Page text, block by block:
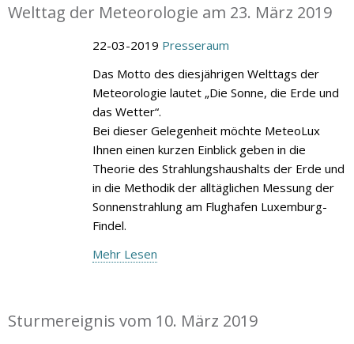
Welttag der Meteorologie am 23. März 2019
22-03-2019 Presseraum
Das Motto des diesjährigen Welttags der
Meteorologie lautet „Die Sonne, die Erde und
das Wetter“.
Bei dieser Gelegenheit möchte MeteoLux
Ihnen einen kurzen Einblick geben in die
Theorie des Strahlungshaushalts der Erde und
in die Methodik der alltäglichen Messung der
Sonnenstrahlung am Flughafen Luxemburg-
Findel.
Mehr Lesen
Sturmereignis vom 10. März 2019